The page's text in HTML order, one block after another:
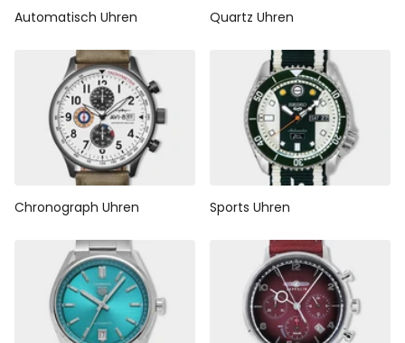
Automatisch Uhren Quartz Uhren
Chronograph Uhren Sports Uhren